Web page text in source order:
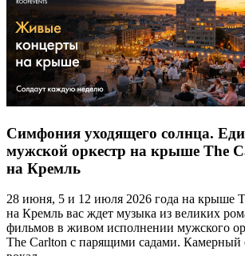
Симфония уходящего солнца.
мужской оркестр на крыше The
на Кремль
28 июня, 5 и 12 июля 2026 года на крыше
на Кремль вас ждет музыка из великих
фильмов в живом исполнении мужского
The Carlton с парящими садами. Камерный